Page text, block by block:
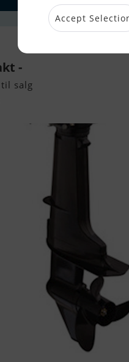
-
salg
Accept